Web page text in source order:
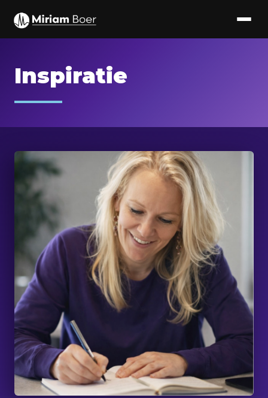
Inspiratie